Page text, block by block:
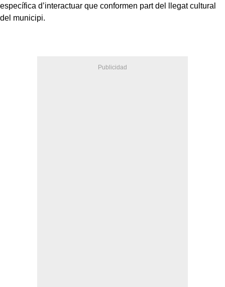
específica d’interactuar que conformen part del llegat cultural
del municipi.